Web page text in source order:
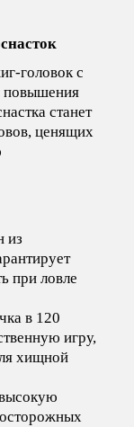
головок с
повышения
станет
ценящих
из
при ловле
в 120
игру,
хищной
осторожных